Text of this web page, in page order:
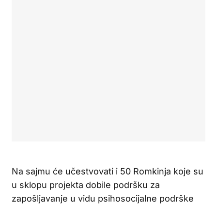
Na sajmu će učestvovati i 50 Romkinja koje su
u sklopu projekta dobile podršku za
zapošljavanje u vidu psihosocijalne podrške